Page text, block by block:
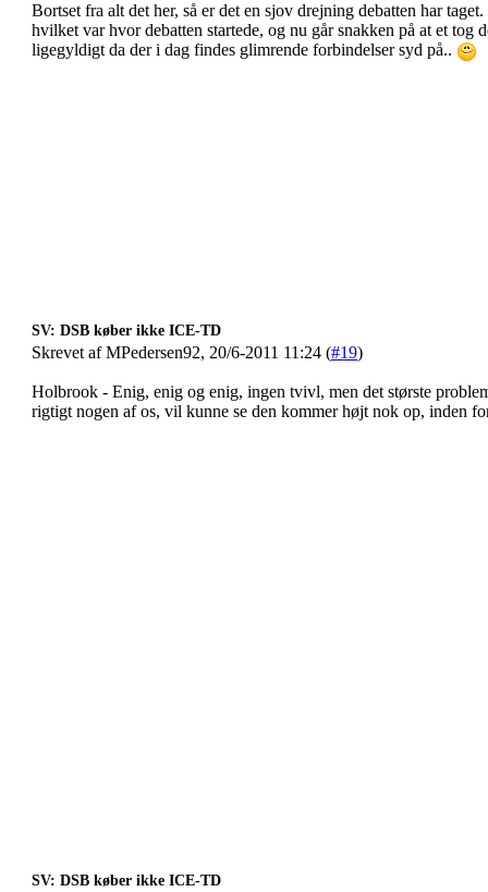
Bortset fra alt det her, så er det en sjov drejning debatten har
hvilket var hvor debatten startede, og nu går snakken på at et
ligegyldigt da der i dag findes glimrende forbindelser syd på..
SV: DSB køber ikke ICE-TD
Skrevet af MPedersen92, 20/6-2011 11:24 (#19)
Holbrook - Enig, enig og enig, ingen tvivl, men det største
rigtigt nogen af os, vil kunne se den kommer højt nok op, inden
SV: DSB køber ikke ICE-TD